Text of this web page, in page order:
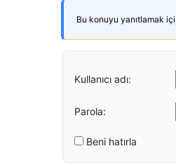
Bu konuyu yanıtlamak
Kullanıcı adı:
Parola:
Beni hatırla